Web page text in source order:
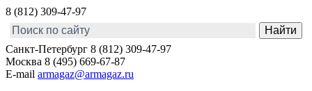
8 (812) 309-47-97
Санкт-Петербург 8 (812) 309-47-97
Москва 8 (495) 669-67-87
E-mail armagaz@armagaz.ru